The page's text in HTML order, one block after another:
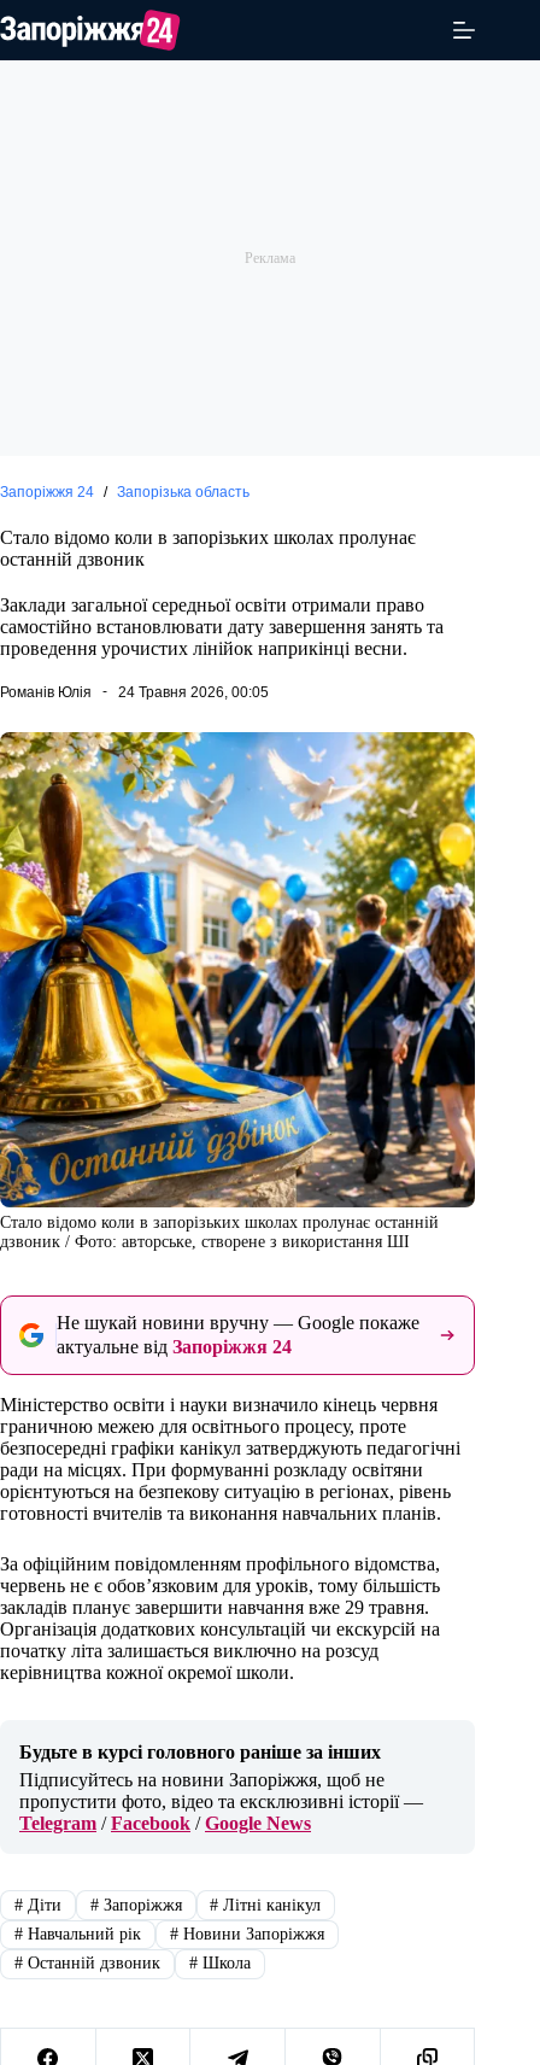
до
Запоріжжя 24 / Запорізька область
Стало відомо коли в запорізьких школах пролунає
останній дзвоник
Заклади загальної середньої освіти отримали право
самостійно встановлювати дату завершення занять та
проведення урочистих лінійок наприкінці весни.
Романів Юлія 24 Травня 2026, 00:05
Стало відомо коли в запорізьких школах пролунає останній
дзвоник / Фото: авторське, створене з використання ШІ
Не шукай новини вручну — Google покаже
актуальне від Запоріжжя 24
Міністерство освіти і науки визначило кінець червня
граничною межею для освітнього процесу, проте
безпосередні графіки канікул затверджують педагогічні
ради на місцях. При формуванні розкладу освітяни
орієнтуються на безпекову ситуацію в регіонах, рівень
готовності вчителів та виконання навчальних планів.
За офіційним повідомленням профільного відомства,
червень не є обов’язковим для уроків, тому більшість
закладів планує завершити навчання вже 29 травня.
Організація додаткових консультацій чи екскурсій на
початку літа залишається виключно на розсуд
керівництва кожної окремої школи.
Будьте в курсі головного раніше за інших
Підписуйтесь на новини Запоріжжя, щоб не
пропустити фото, відео та ексклюзивні історії —
Telegram /Facebook /Google News
#Діти #Запоріжжя # Літні канікул
#Навчальний рік #Новини Запоріжжя
#Останній дзвоник #Школа